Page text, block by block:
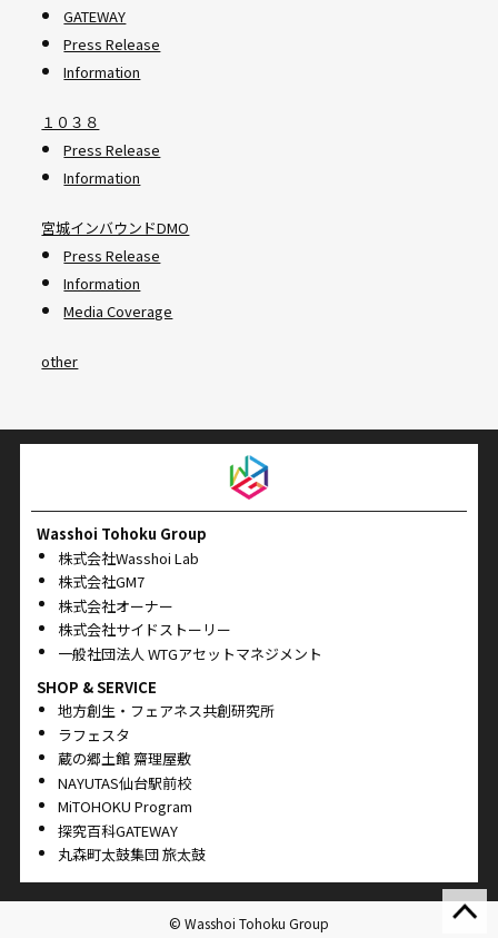
GATEWAY
Press Release
Information
１０３８
Press Release
Information
宮城インバウンドDMO
Press Release
Information
Media Coverage
other
Wasshoi Tohoku Group
株式会社Wasshoi Lab
株式会社GM7
株式会社オーナー
株式会社サイドストーリー
一般社団法人 WTGアセットマネジメント
SHOP & SERVICE
地方創生・フェアネス共創研究所
ラフェスタ
蔵の郷土館 齋理屋敷
NAYUTAS仙台駅前校
MiTOHOKU Program
探究百科GATEWAY
丸森町太鼓集団 旅太鼓
© Wasshoi Tohoku Group